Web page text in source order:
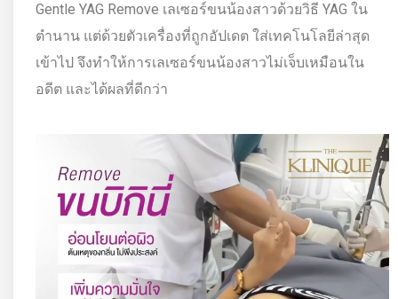
Gentle YAG Remove เลเซอร์ขนน้องสาวด้วยวิธี YAG ใน
ตำนาน แต่ด้วยตัวเครื่องที่ถูกอัปเดต ใส่เทคโนโลยีล่าสุด
เข้าไป จึงทำให้การเลเซอร์ขนน้องสาวไม่เจ็บเหมือนใน
อดีต และได้ผลที่ดีกว่า